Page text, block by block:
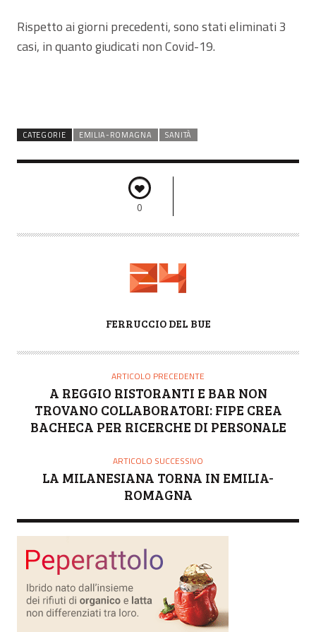
Rispetto ai giorni precedenti, sono stati eliminati 3
casi, in quanto giudicati non Covid-19.
CATEGORIE EMILIA-ROMAGNA SANITÀ
0
T
FERRUCCIO DEL BUE
ARTICOLO PRECEDENTE
A REGGIO RISTORANTI E BAR NON
TROVANO COLLABORATORI: FIPE CREA
BACHECA PER RICERCHE DI PERSONALE
ARTICOLO SUCCESSIVO
LA MILANESIANA TORNA IN EMILIA-
ROMAGNA